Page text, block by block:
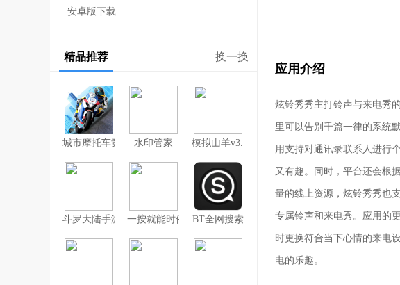
安卓版下载
精品推荐 换一换
城市摩托车竞赛 水印管家 模拟山羊v3.1
斗罗大陆手游破解版无限钻石一按就能时停的怀表汉化安卓版
BT全网搜索
应用介绍
炫铃秀秀主打铃声与来电秀
里可以告别千篇一律的系统
用支持对通讯录联系人进行
又有趣。同时，平台还会根
量的线上资源，炫铃秀秀也
专属铃声和来电秀。应用的
时更换符合当下心情的来电
电的乐趣。